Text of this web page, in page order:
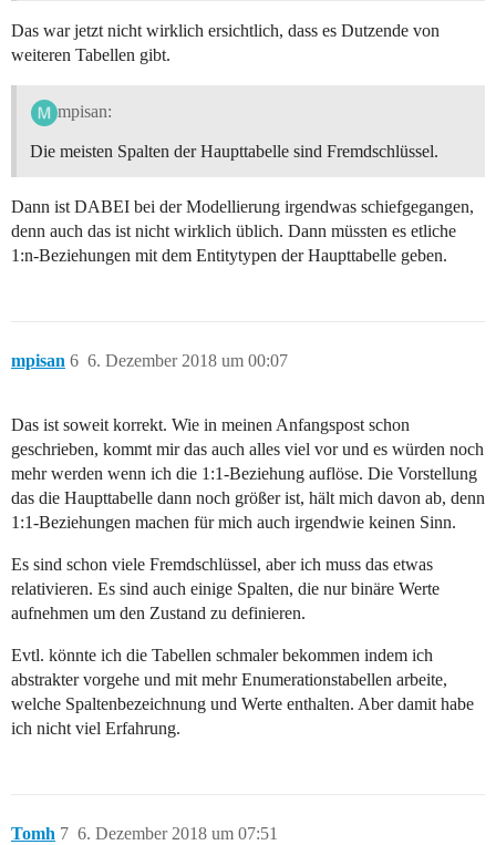
Das war jetzt nicht wirklich ersichtlich, dass es Dutzende von
weiteren Tabellen gibt.
mpisan:
Die meisten Spalten der Haupttabelle sind Fremdschlüssel.
Dann ist DABEI bei der Modellierung irgendwas schiefgegangen,
denn auch das ist nicht wirklich üblich. Dann müssten es etliche
1:n-Beziehungen mit dem Entitytypen der Haupttabelle geben.
mpisan 6. Dezember 2018 um 00:07
6
Das ist soweit korrekt. Wie in meinen Anfangspost schon
geschrieben, kommt mir das auch alles viel vor und es würden noch
mehr werden wenn ich die 1:1-Beziehung auflöse. Die Vorstellung
das die Haupttabelle dann noch größer ist, hält mich davon ab, denn
1:1-Beziehungen machen für mich auch irgendwie keinen Sinn.
Es sind schon viele Fremdschlüssel, aber ich muss das etwas
relativieren. Es sind auch einige Spalten, die nur binäre Werte
aufnehmen um den Zustand zu definieren.
Evtl. könnte ich die Tabellen schmaler bekommen indem ich
abstrakter vorgehe und mit mehr Enumerationstabellen arbeite,
welche Spaltenbezeichnung und Werte enthalten. Aber damit habe
ich nicht viel Erfahrung.
Tomh 6. Dezember 2018 um 07:51
7